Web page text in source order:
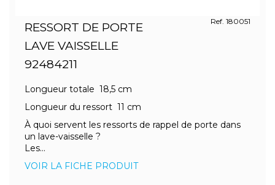
RESSORT DE PORTE
LAVE VAISSELLE
92484211
Ref. 180051
Longueur totale 18,5 cm
Longueur du ressort 11 cm
À quoi servent les ressorts de rappel de porte dans
un lave-vaisselle ?
Les...
VOIR LA FICHE PRODUIT